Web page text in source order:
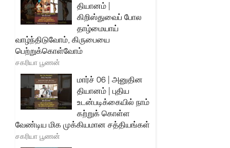
தியானம் |
கிறிஸ்துவைப் போல
தாழ்மையாய்
வாழ்ந்திடுவோம், கிருபையை
பெற்றுக்கொள்வோம்
சகரியா பூணன்
மார்ச் 06 | அனுதின
தியானம் | புதிய
உடன்படிக்கையில் நாம்
கற்றுக் கொள்ள
வேண்டிய மிக முக்கியமான சத்தியங்கள்
சகரியா பூணன்